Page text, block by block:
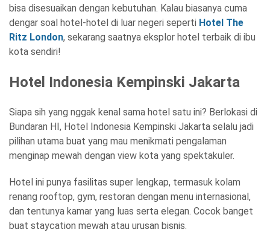
bisa disesuaikan dengan kebutuhan. Kalau biasanya cuma
dengar soal hotel-hotel di luar negeri seperti Hotel The
Ritz London, sekarang saatnya eksplor hotel terbaik di ibu
kota sendiri!
Hotel Indonesia Kempinski Jakarta
Siapa sih yang nggak kenal sama hotel satu ini? Berlokasi di
Bundaran HI, Hotel Indonesia Kempinski Jakarta selalu jadi
pilihan utama buat yang mau menikmati pengalaman
menginap mewah dengan view kota yang spektakuler.
Hotel ini punya fasilitas super lengkap, termasuk kolam
renang rooftop, gym, restoran dengan menu internasional,
dan tentunya kamar yang luas serta elegan. Cocok banget
buat staycation mewah atau urusan bisnis.